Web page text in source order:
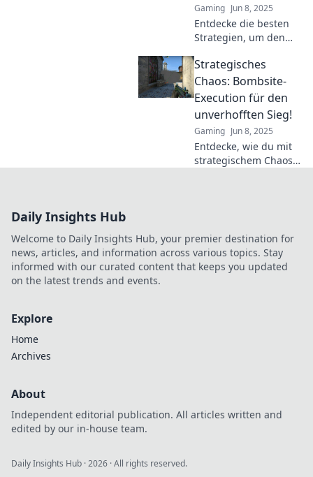
Gaming Jun 8, 2025
Entdecke die besten
Strategien, um den
Bombenanschlag in
CSGO zu inszenieren
und deine Gegner zu
Strategisches
Chaos: Bombsite-
Execution für den
unverhofften Sieg!
Gaming Jun 8, 2025
Entdecke, wie du mit
strategischem Chaos
Daily Insights Hub
Welcome to Daily Insights Hub, your premier destination for
news, articles, and information across various topics. Stay
informed with our curated content that keeps you updated
on the latest trends and events.
Explore
Home
Archives
About
Independent editorial publication. All articles written and
edited by our in-house team.
Daily Insights Hub ·2026 · All rights reserved.